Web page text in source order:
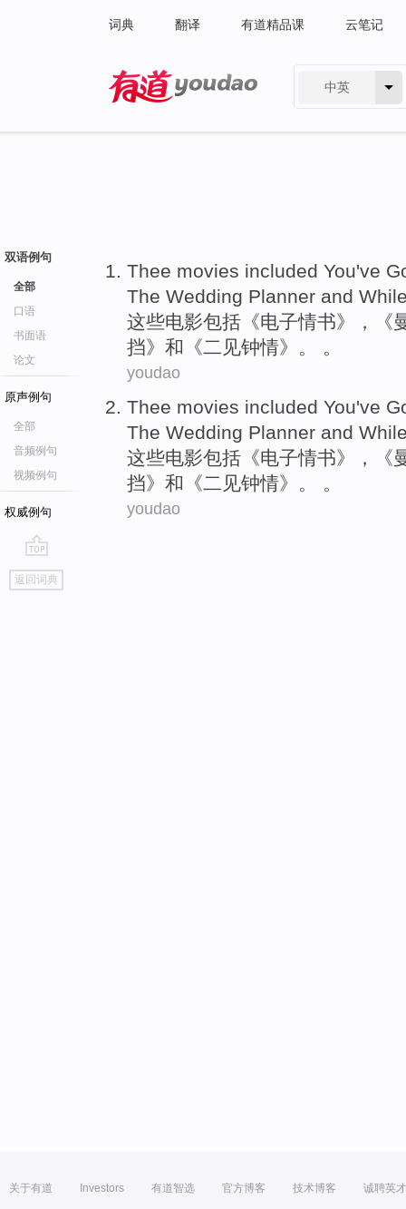
词典 翻译 有道精品课 云笔记
中英
双语例句
全部
口语
书面语
论文
原声例句
全部
音频例句
视频例句
权威例句
go
top
返回词典
Thee movies included You've
The Wedding Planner and
这些电影包括 《电子情书》，《
挡》 和 《二见钟情》。 。
youdao
Thee movies included You've
The Wedding Planner and
这些电影包括 《电子情书》，《
挡》 和 《二见钟情》。 。
youdao
关于有道 Investors 有道智选 官方博客 技术博客 诚聘英才